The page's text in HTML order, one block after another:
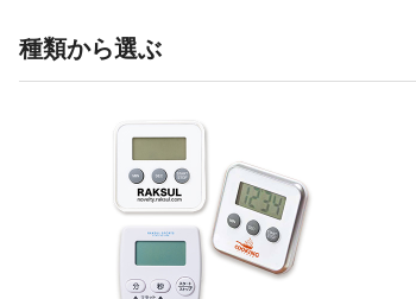
種類から選ぶ